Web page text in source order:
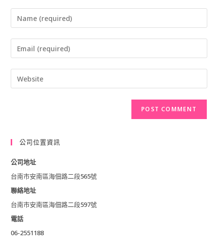
Enter
your
name
or
username
Enter
your
email
Enter
your
(optional)
公司位置資訊
公司地址
台南市安南區海佃路二段565號
聯絡地址
台南市安南區海佃路二段597號
電話
06-2551188